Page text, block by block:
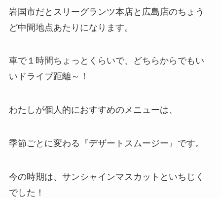
岩国市だとスリーグランツ本店と広島店のちょう
ど中間地点あたりになります。
車で１時間ちょっとくらいで、どちらからでもい
いドライブ距離～！
わたしが個人的におすすめのメニューは、
季節ごとに変わる『デザートスムージー』です。
今の時期は、サンシャインマスカットといちじく
でした！